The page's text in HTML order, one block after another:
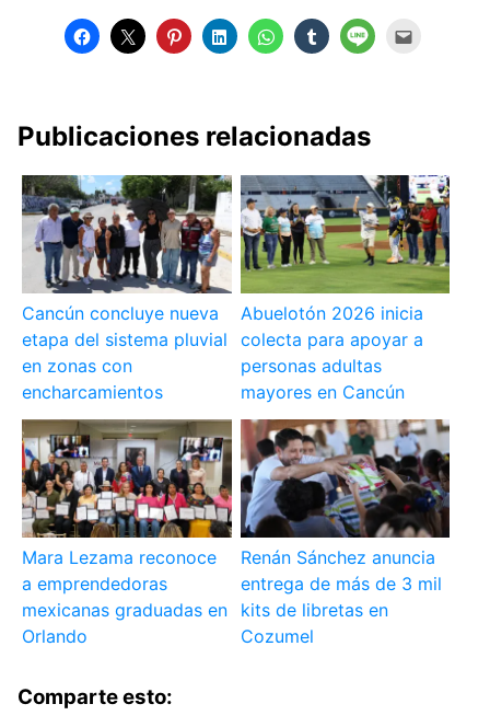
Publicaciones relacionadas
Cancún concluye nueva
etapa del sistema pluvial
en zonas con
encharcamientos
Abuelotón 2026 inicia
colecta para apoyar a
personas adultas
mayores en Cancún
Mara Lezama reconoce
a emprendedoras
mexicanas graduadas en
Orlando
Renán Sánchez anuncia
entrega de más de 3 mil
kits de libretas en
Cozumel
Comparte esto: